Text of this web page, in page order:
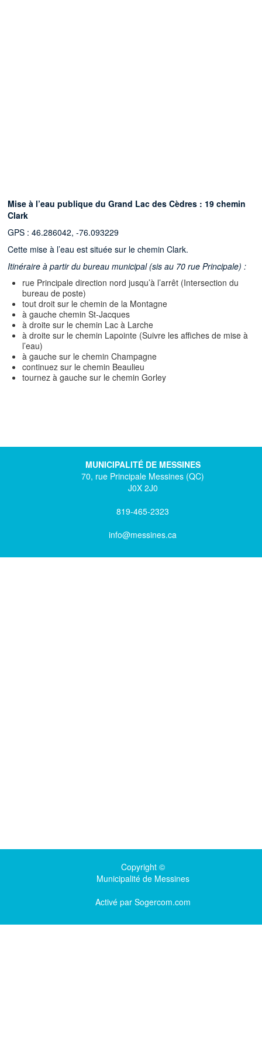
Mise à l’eau publique du Grand Lac des Cèdres : 19 chemin
Clark
GPS : 46.286042, -76.093229
Cette mise à l’eau est située sur le chemin Clark.
Itinéraire à partir du bureau municipal (sis au 70 rue Principale) :
rue Principale direction nord jusqu’à l’arrêt (Intersection du
bureau de poste)
tout droit sur le chemin de la Montagne
à gauche chemin St-Jacques
à droite sur le chemin Lac à Larche
à droite sur le chemin Lapointe (Suivre les affiches de mise à
l’eau)
à gauche sur le chemin Champagne
continuez sur le chemin Beaulieu
tournez à gauche sur le chemin Gorley
MUNICIPALITÉ DE MESSINES
70, rue Principale Messines (QC)
J0X 2J0
819-465-2323
info@messines.ca
Copyright ©
Municipalité de Messines
Activé par Sogercom.com